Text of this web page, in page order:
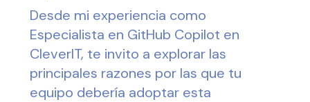
Desde mi experiencia como
Especialista en GitHub Copilot en
CleverIT, te invito a explorar las
principales razones por las que tu
equipo debería adoptar esta